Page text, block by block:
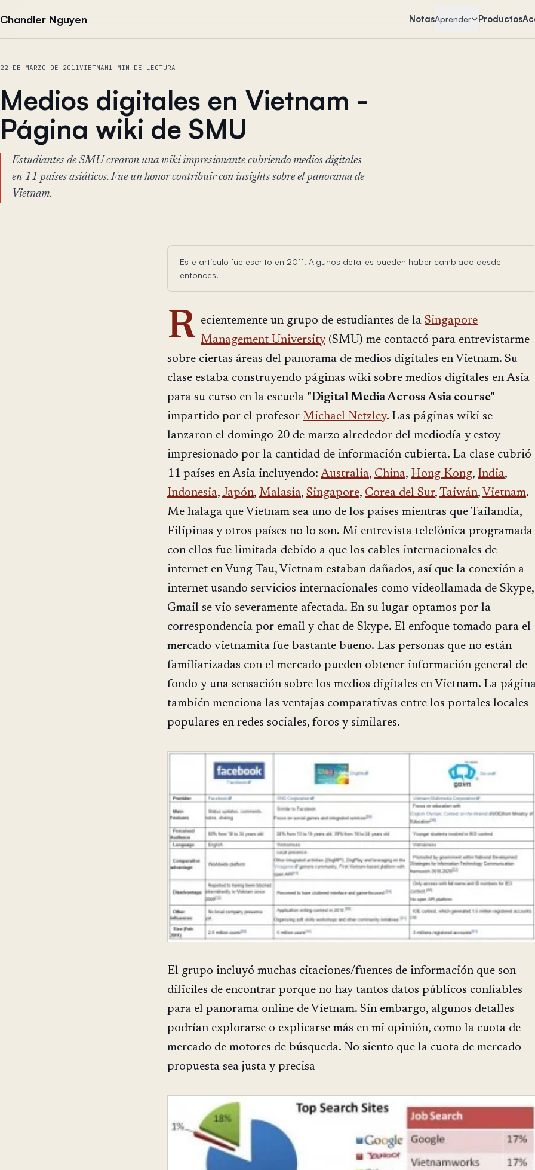
Chandler Nguyen NotasAprender Productos
22 DE MARZO DE 2011VIETNAM1 MIN DE LECTURA
Medios digitales en Vietnam -
Página wiki de SMU
Estudiantes de SMU crearon una wiki impresionante cubriendo medios digitales
en 11 países asiáticos. Fue un honor contribuir con insights sobre el panorama de
Vietnam.
Este artículo fue escrito en 2011. Algunos detalles pueden haber cambiado desde
entonces.
R ecientemente un grupo de estudiantes de la Singapore
Management University (SMU) me contactó para entrevistarme
sobre ciertas áreas del panorama de medios digitales en Vietnam. Su
clase estaba construyendo páginas wiki sobre medios digitales en Asia
para su curso en la escuela "Digital Media Across Asia course"
impartido por el profesor Michael Netzley. Las páginas wiki se
lanzaron el domingo 20 de marzo alrededor del mediodía y estoy
impresionado por la cantidad de información cubierta. La clase cubrió
11 países en Asia incluyendo: Australia, China, Hong Kong, India,
Indonesia, Japón, Malasia, Singapore, Corea del Sur, Taiwán, Vietnam.
Me halaga que Vietnam sea uno de los países mientras que Tailandia,
Filipinas y otros países no lo son. Mi entrevista telefónica programada
con ellos fue limitada debido a que los cables internacionales de
internet en Vung Tau, Vietnam estaban dañados, así que la conexión a
internet usando servicios internacionales como videollamada de Skype,
Gmail se vio severamente afectada. En su lugar optamos por la
correspondencia por email y chat de Skype. El enfoque tomado para el
mercado vietnamita fue bastante bueno. Las personas que no están
familiarizadas con el mercado pueden obtener información general de
fondo y una sensación sobre los medios digitales en Vietnam. La
también menciona las ventajas comparativas entre los portales locales
populares en redes sociales, foros y similares.
El grupo incluyó muchas citaciones/fuentes de información que son
difíciles de encontrar porque no hay tantos datos públicos confiables
para el panorama online de Vietnam. Sin embargo, algunos detalles
podrían explorarse o explicarse más en mi opinión, como la cuota de
mercado de motores de búsqueda. No siento que la cuota de mercado
propuesta sea justa y precisa